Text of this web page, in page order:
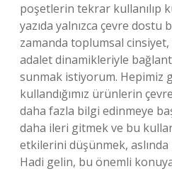
poşetlerin tekrar kullanılıp
yazıda yalnızca çevre dostu
zamanda toplumsal
adalet dinamikleriyle
sunmak istiyorum. Hepimiz
kullandığımız ürünlerin
daha fazla bilgi edinmeye
daha ileri gitmek ve bu
etkilerini düşünmek,
Hadi gelin, bu önemli